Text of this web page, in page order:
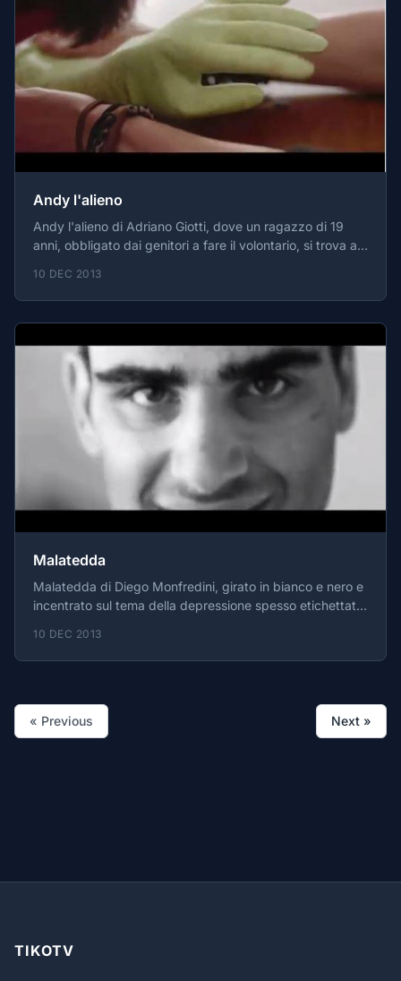
Andy l'alieno
Andy l'alieno di Adriano Giotti, dove un ragazzo di 19
anni, obbligato dai genitori a fare il volontario, si trova a
10 DEC 2013
Malatedda
Malatedda di Diego Monfredini, girato in bianco e nero e
incentrato sul tema della depressione spesso etichettata
10 DEC 2013
« Previous Next »
TIKOTV